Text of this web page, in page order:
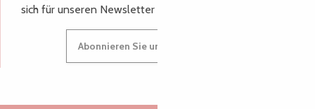
sich für unseren Newsletter an.
Abonnieren Sie unseren Newsletter